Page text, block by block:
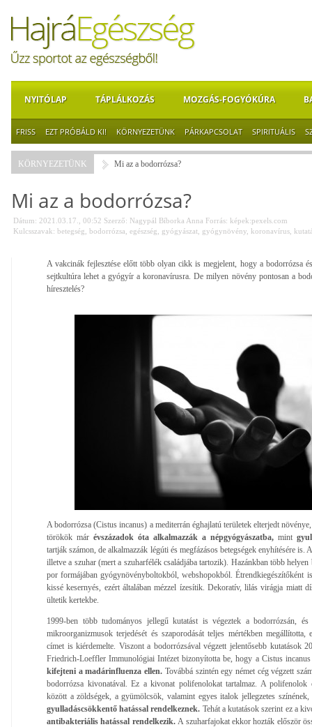
NYITÓLAP TÁPLÁLKOZÁS MOZGÁS-FOGYÓKÚRA
FRISS EZT PRÓBÁLD KI! KÖRNYEZETÜNK PÁRKAPCSOLAT SPIRITUÁLIS
KÖRNYEZETÜNK Mi az a bodorrózsa?
Mi az a bodorrózsa?
Dátum: 2021.03.17., 00:52 Szerző: Nagypál Bíborka Anna Forrás: képek:pexels.com
Kulcsszavak: betegség bodorrózsa egészség gyógyászat gyógynövény koronavírus
A vakcinák fejlesztése előtt több olyan cikk is megjelent, hogy a bodorrózsa
sejtkultúra lehet a gyógyír a koronavírusra. De milyen növény pontosan a
híresztelés?
A bodorrózsa (Cistus incanus) a mediterrán éghajlatú területek elterjedt
törökök már évszázadok óta alkalmazzák a népgyógyászatba, mint
tartják számon, de alkalmazzák légúti és megfázásos betegségek enyhítésére is.
illetve a szuhar (mert a szuharfélék családjába tartozik). Hazánkban több helyen
por formájában gyógynövényboltokból, webshopokból. Étrendkiegészítőként
kissé kesernyés, ezért általában mézzel ízesítik. Dekoratív, lilás virágja miatt
ültetik kertekbe.
1999-ben több tudományos jellegű kutatást is végeztek a bodorrózsán,
mikroorganizmusok terjedését és szaporodását teljes mértékben
címet is kiérdemelte. Viszont a bodorrózsával végzett jelentősebb kutatások
Friedrich-Loeffler Immunológiai Intézet bizonyította be, hogy a Cistus
kifejteni a madárinfluenza ellen. Továbbá szintén egy német cég végzett
bodorrózsa kivonatával. Ez a kivonat polifenolokat tartalmaz. A polifenolok
között a zöldségek, a gyümölcsök, valamint egyes italok jellegzetes
gyulladáscsökkentő hatással rendelkeznek. Tehát a kutatások szerint ez a
antibakteriális hatással rendelkezik. A szuharfajokat ekkor hozták először